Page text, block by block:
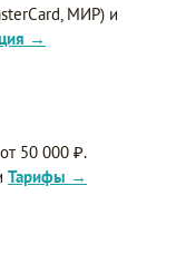
МИР) и
→
50 000 ₽.
Тарифы →